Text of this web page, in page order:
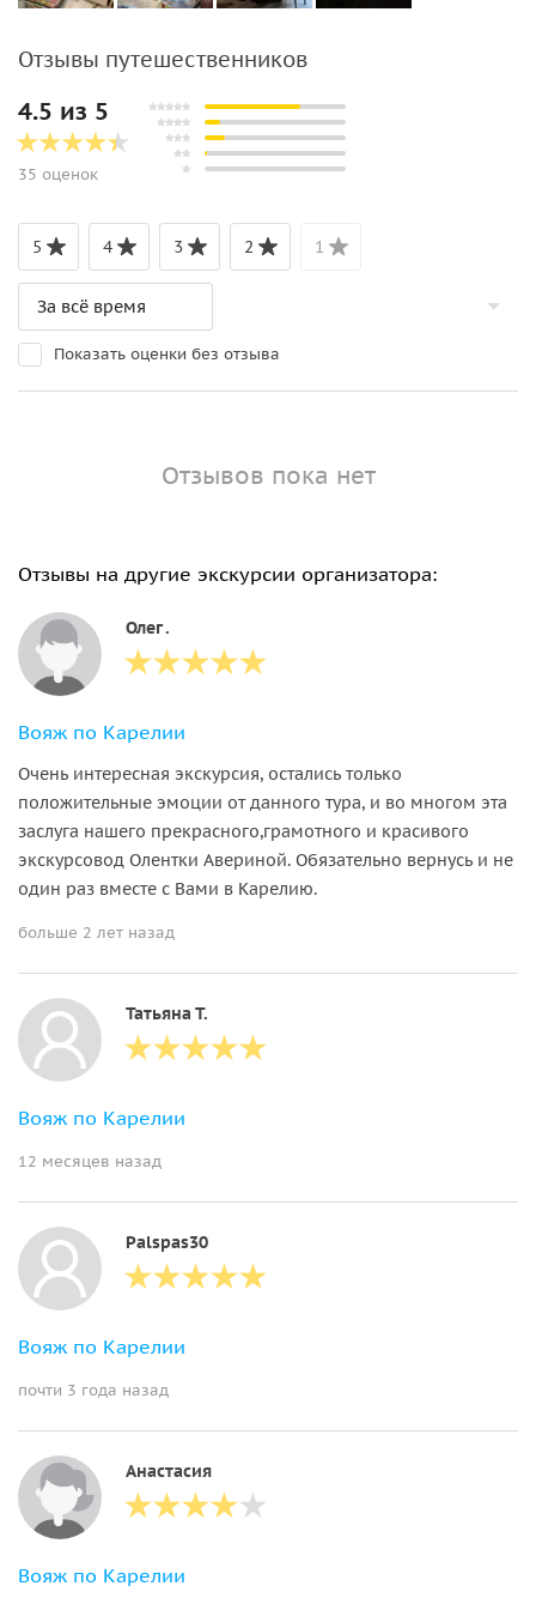
Отзывы путешественников
4.5 из 5
35 оценок
5 4 3 2 1
Показать оценки без отзыва
Отзывов пока нет
Отзывы на другие экскурсии организатора:
Олег .
Вояж по Карелии
Очень интересная экскурсия, остались только
положительные эмоции от данного тура, и во многом эта
заслуга нашего прекрасного,грамотного и красивого
экскурсовод Олентки Авериной. Обязательно вернусь и не
один раз вместе с Вами в Карелию.
больше 2 лет назад
Татьяна Т.
Вояж по Карелии
12 месяцев назад
Palspas30
Вояж по Карелии
почти 3 года назад
Анастасия
Вояж по Карелии